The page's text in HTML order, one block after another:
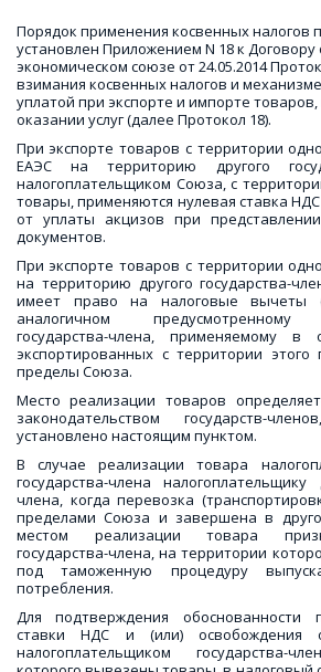
Порядок применения косвенных налогов
установлен Приложением N 18 к Договору
экономическом союзе от 24.05.2014
взимания косвенных налогов и
уплатой при экспорте и импорте
оказании услуг (далее Протокол 18).
При экспорте товаров с территории
ЕАЭС на территорию другого
налогоплательщиком Союза, с
товары, применяются нулевая ставка
от уплаты акцизов при
документов.
При экспорте товаров с территории
на территорию другого государства-
имеет право на налоговые вычеты
аналогичном предусмотренному
государства-члена, применяемому в
экспортированных с территории этого
пределы Союза.
Место реализации товаров
законодательством государств-
установлено настоящим пунктом.
В случае реализации товара
государства-члена налогоплательщику
члена, когда перевозка
пределами Союза и завершена в
местом реализации товара
государства-члена, на территории
под таможенную процедуру
потребления.
Для подтверждения обоснованности
ставки НДС и (или) освобождения
налогоплательщиком государства-